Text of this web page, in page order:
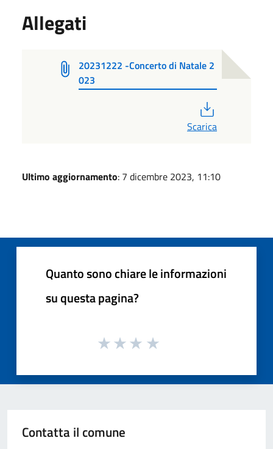
Allegati
20231222 -Concerto di Natale 2
023
Scarica
Ultimo aggiornamento: 7 dicembre 2023, 11:10
Quanto sono chiare le informazioni
su questa pagina?
Contatta il comune